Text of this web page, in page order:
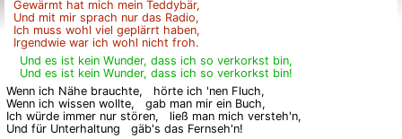
Gewärmt hat mich mein Teddybär,
Und mit mir sprach nur das Radio,
Ich muss wohl viel geplärrt haben,
Irgendwie war ich wohl nicht froh.
Und es ist kein Wunder, dass ich so verkorkst bin,
Und es ist kein Wunder, dass ich so verkorkst bin!
Wenn ich Nähe brauchte,
hörte ich 'nen Fluch,
Wenn ich wissen wollte,
gab man mir ein Buch,
Ich würde immer nur stören,
ließ man mich versteh'n,
Und für Unterhaltung
gäb's das Fernseh'n!